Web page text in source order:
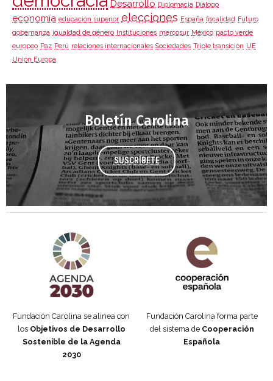
Desarrollo Diplomacia Diálogo
economía educación superior elecciones España fiscalidad Futuro
gobernanza igualdad de género Instituciones mercosur México pacto verde
europeo Paz Perú relaciones internacionales Sociedades Triple transición UE
Unión Europa
Boletín Carolina
SUSCRÍBETE
Fundación Carolina se alinea con
los Objetivos de Desarrollo
Sostenible de la Agenda
2030
Fundación Carolina forma parte
del sistema de Cooperación
Española